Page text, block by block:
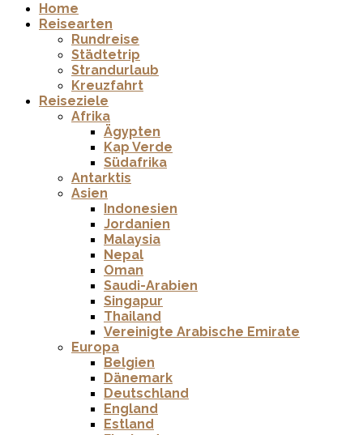
Home
Reisearten
Rundreise
Städtetrip
Strandurlaub
Kreuzfahrt
Reiseziele
Afrika
Ägypten
Kap Verde
Südafrika
Antarktis
Asien
Indonesien
Jordanien
Malaysia
Nepal
Oman
Saudi-Arabien
Singapur
Thailand
Vereinigte Arabische Emirate
Europa
Belgien
Dänemark
Deutschland
England
Estland